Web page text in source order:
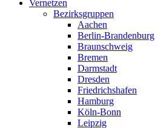
Vernetzen
Bezirksgruppen
Aachen
Berlin-Brandenburg
Braunschweig
Bremen
Darmstadt
Dresden
Friedrichshafen
Hamburg
Köln-Bonn
Leipzig